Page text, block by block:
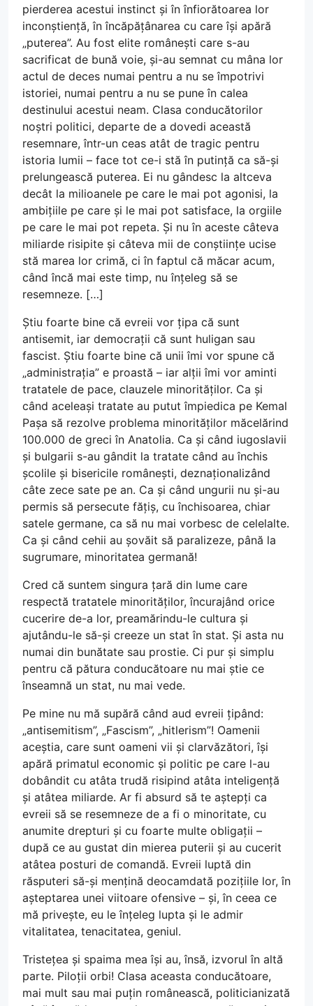
pierderea acestui instinct și în înfiorătoarea lor
inconștiență, în încăpățânarea cu care își apără
„puterea”. Au fost elite românești care s-au
sacrificat de bună voie, și-au semnat cu mâna lor
actul de deces numai pentru a nu se împotrivi
istoriei, numai pentru a nu se pune în calea
destinului acestui neam. Clasa conducătorilor
noștri politici, departe de a dovedi această
resemnare, într-un ceas atât de tragic pentru
istoria lumii – face tot ce-i stă în putință ca să-și
prelungească puterea. Ei nu gândesc la altceva
decât la milioanele pe care le mai pot agonisi, la
ambițiile pe care și le mai pot satisface, la orgiile
pe care le mai pot repeta. Și nu în aceste câteva
miliarde risipite și câteva mii de conștiințe ucise
stă marea lor crimă, ci în faptul că măcar acum,
când încă mai este timp, nu înțeleg să se
resemneze. […]
Știu foarte bine că evreii vor țipa că sunt
antisemit, iar democrații că sunt huligan sau
fascist. Știu foarte bine că unii îmi vor spune că
„administrația” e proastă – iar alții îmi vor aminti
tratatele de pace, clauzele minorităților. Ca și
când aceleași tratate au putut împiedica pe Kemal
Pașa să rezolve problema minorităților măcelărind
100.000 de greci în Anatolia. Ca și când iugoslavii
și bulgarii s-au gândit la tratate când au închis
școlile și bisericile românești, deznaționalizând
câte zece sate pe an. Ca și când ungurii nu și-au
permis să persecute fățiș, cu închisoarea, chiar
satele germane, ca să nu mai vorbesc de celelalte.
Ca și când cehii au șovăit să paralizeze, până la
sugrumare, minoritatea germană!
Cred că suntem singura țară din lume care
respectă tratatele minorităților, încurajând orice
cucerire de-a lor, preamărindu-le cultura și
ajutându-le să-și creeze un stat în stat. Și asta nu
numai din bunătate sau prostie. Ci pur și simplu
pentru că pătura conducătoare nu mai știe ce
înseamnă un stat, nu mai vede.
Pe mine nu mă supără când aud evreii țipând:
„antisemitism”, „Fascism”, „hitlerism”! Oamenii
aceștia, care sunt oameni vii și clarvăzători, își
apără primatul economic și politic pe care l-au
dobândit cu atâta trudă risipind atâta inteligență
și atâtea miliarde. Ar fi absurd să te aștepți ca
evreii să se resemneze de a fi o minoritate, cu
anumite drepturi și cu foarte multe obligații –
după ce au gustat din mierea puterii și au cucerit
atâtea posturi de comandă. Evreii luptă din
răsputeri să-și mențină deocamdată pozițiile lor, în
așteptarea unei viitoare ofensive – și, în ceea ce
mă privește, eu le înțeleg lupta și le admir
vitalitatea, tenacitatea, geniul.
Tristețea și spaima mea își au, însă, izvorul în altă
parte. Piloții orbi! Clasa aceasta conducătoare,
mai mult sau mai puțin românească, politicianizată